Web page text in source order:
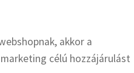
akkor a
célú hozzájárulást